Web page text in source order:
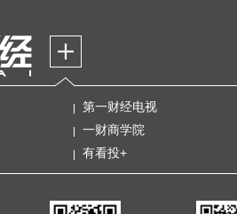
第一财经电视
一财商学院
有看投+